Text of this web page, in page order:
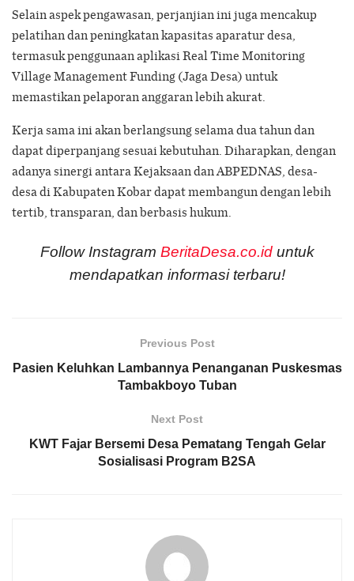
Selain aspek pengawasan, perjanjian ini juga mencakup
pelatihan dan peningkatan kapasitas aparatur desa,
termasuk penggunaan aplikasi Real Time Monitoring
Village Management Funding (Jaga Desa) untuk
memastikan pelaporan anggaran lebih akurat.
Kerja sama ini akan berlangsung selama dua tahun dan
dapat diperpanjang sesuai kebutuhan. Diharapkan, dengan
adanya sinergi antara Kejaksaan dan ABPEDNAS, desa-
desa di Kabupaten Kobar dapat membangun dengan lebih
tertib, transparan, dan berbasis hukum.
Follow Instagram BeritaDesa.co.iduntuk
mendapatkan informasi terbaru!
Previous Post
Pasien Keluhkan Lambannya Penanganan Puskesmas
Tambakboyo Tuban
Next Post
KWT Fajar Bersemi Desa Pematang Tengah Gelar
Sosialisasi Program B2SA